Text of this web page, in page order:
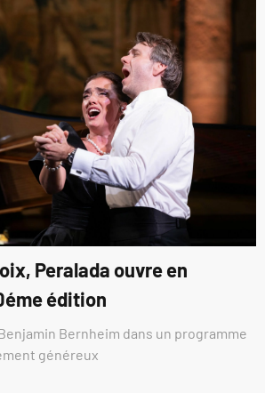
Peralada ouvre en
édition
Bernheim dans un programme
généreux